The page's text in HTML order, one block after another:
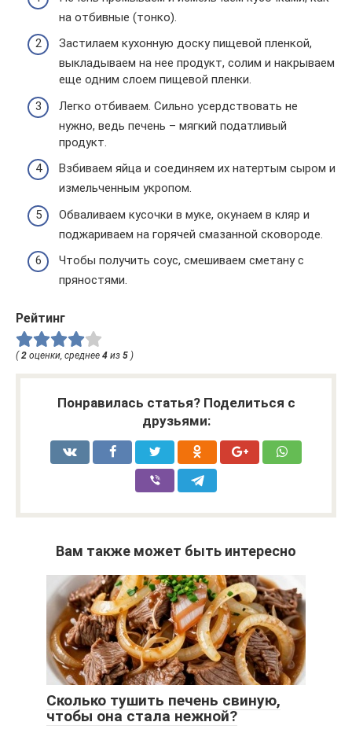
на отбивные (тонко).
Застилаем кухонную доску пищевой пленкой,
выкладываем на нее продукт, солим и накрываем
еще одним слоем пищевой пленки.
Легко отбиваем. Сильно усердствовать не
нужно, ведь печень – мягкий податливый
продукт.
Взбиваем яйца и соединяем их натертым сыром и
измельченным укропом.
Обваливаем кусочки в муке, окунаем в кляр и
поджариваем на горячей смазанной сковороде.
Чтобы получить соус, смешиваем сметану с
пряностями.
Рейтинг
( 2 оценки, среднее 4 из 5 )
Понравилась статья? Поделиться с
друзьями:
Вам также может быть интересно
Сколько тушить печень свиную,
чтобы она стала нежной?